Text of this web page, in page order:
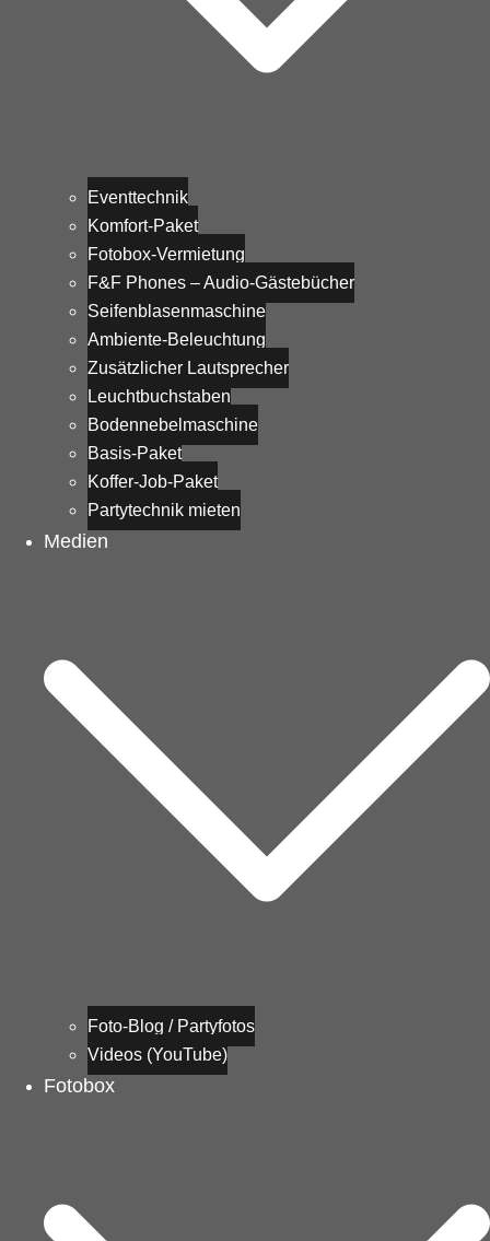
Eventtechnik
Komfort-Paket
Fotobox-Vermietung
F&F Phones – Audio-Gästebücher
Seifenblasenmaschine
Ambiente-Beleuchtung
Zusätzlicher Lautsprecher
Leuchtbuchstaben
Bodennebelmaschine
Basis-Paket
Koffer-Job-Paket
Partytechnik mieten
Medien
Foto-Blog / Partyfotos
Videos (YouTube)
Fotobox